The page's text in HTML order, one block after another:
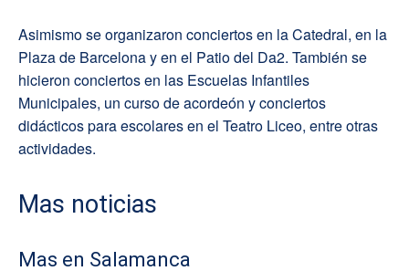
Asimismo se organizaron conciertos en la Catedral, en la
Plaza de Barcelona y en el Patio del Da2. También se
hicieron conciertos en las Escuelas Infantiles
Municipales, un curso de acordeón y conciertos
didácticos para escolares en el Teatro Liceo, entre otras
actividades.
Mas noticias
Mas en Salamanca